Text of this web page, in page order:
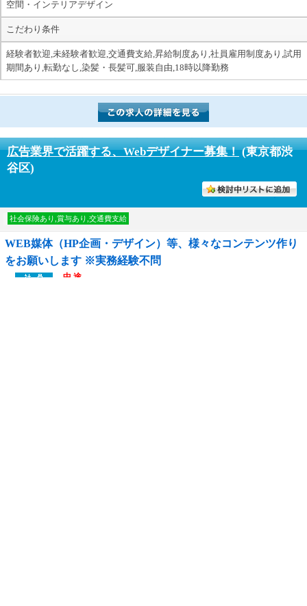
空間・インテリアデザイン
こだわり条件
経験者歓迎,未経験者歓迎,交通費支給,昇給制度あり,社員雇用制度あり,試用
期間あり,転勤なし,染髪・長髪可,服装自由,18時以降勤務
広告業界で活躍する、Webデザイナー募集！(東京都渋
谷区)
社会保険あり,賞与あり,交通費支給
WEB媒体（HP企画・デザイン）等、様々なコンテンツ作り
をお願いします ※実務経験不問
中 途